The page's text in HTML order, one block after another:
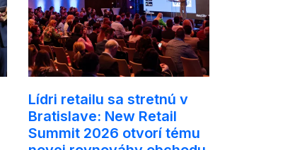
Lídri retailu sa stretnú v
Bratislave: New Retail
Summit 2026 otvorí tému